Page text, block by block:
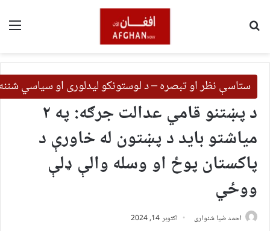
ستاسې نظر او تبصره – د لوستونکو لیدلوری او سیاسي
د پښتنو قامي عدالت جرګه: په ۲
میاشتو باید د پښتون له خاورې د
پاکستان پوځ او وسله والې ډلې
ووځي
احمد ضیا شنواری اکتوبر 14, 2024